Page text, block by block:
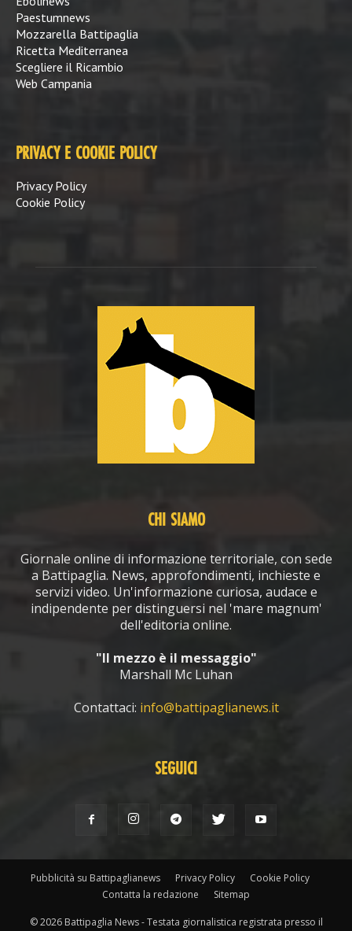
Paestumnews
Mozzarella Battipaglia
Ricetta Mediterranea
Scegliere il Ricambio
Web Campania
PRIVACY E COOKIE POLICY
Privacy Policy
Cookie Policy
CHI SIAMO
Giornale online di informazione territoriale, con sede
a Battipaglia. News, approfondimenti, inchieste e
servizi video. Un'informazione curiosa, audace e
indipendente per distinguersi nel 'mare magnum'
dell'editoria online.
"Il mezzo è il messaggio"
Marshall Mc Luhan
Contattaci: info@battipaglianews.it
SEGUICI
Pubblicità su Battipaglianews Privacy Policy
Cookie Policy
Contatta la redazione
Sitemap
© 2026 Battipaglia News - Testata giornalistica registrata presso il